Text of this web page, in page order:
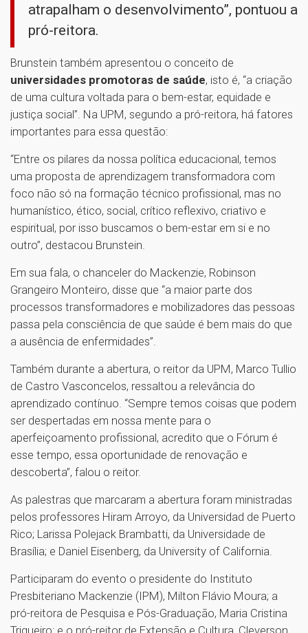
atrapalham o desenvolvimento”, pontuou a
pró-reitora.
Brunstein também apresentou o conceito de
universidades promotoras de saúde, isto é, “a criação
de uma cultura voltada para o bem-estar, equidade e
justiça social”. Na UPM, segundo a pró-reitora, há fatores
importantes para essa questão:
“Entre os pilares da nossa política educacional, temos
uma proposta de aprendizagem transformadora com
foco não só na formação técnico profissional, mas no
humanístico, ético, social, crítico reflexivo, criativo e
espiritual, por isso buscamos o bem-estar em si e no
outro”, destacou Brunstein.
Em sua fala, o chanceler do Mackenzie, Robinson
Grangeiro Monteiro, disse que “a maior parte dos
processos transformadores e mobilizadores das pessoas
passa pela consciência de que saúde é bem mais do que
a ausência de enfermidades”.
Também durante a abertura, o reitor da UPM, Marco Tullio
de Castro Vasconcelos, ressaltou a relevância do
aprendizado contínuo. “Sempre temos coisas que podem
ser despertadas em nossa mente para o
aperfeiçoamento profissional, acredito que o Fórum é
esse tempo, essa oportunidade de renovação e
descoberta”, falou o reitor.
As palestras que marcaram a abertura foram ministradas
pelos professores Hiram Arroyo, da Universidad de Puerto
Rico; Larissa Polejack Brambatti, da Universidade de
Brasília; e Daniel Eisenberg, da University of California.
Participaram do evento o presidente do Instituto
Presbiteriano Mackenzie (IPM), Milton Flávio Moura; a
pró-reitora de Pesquisa e Pós-Graduação, Maria Cristina
Trigueiro; e o pró-reitor de Extensão e Cultura, Cleverson